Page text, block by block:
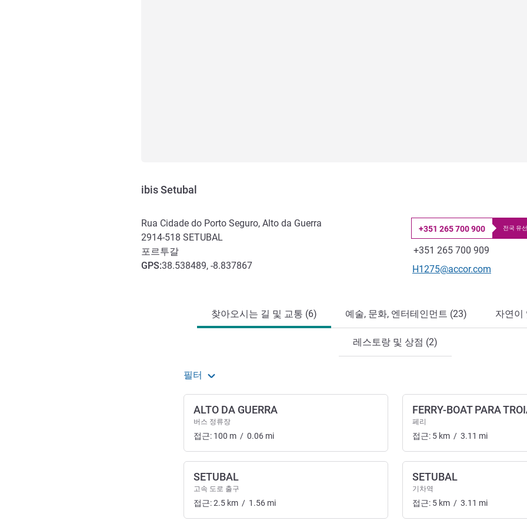
ibis Setubal
Rua Cidade do Porto Seguro, Alto da Guerra
2914-518 SETUBAL
포르투갈
GPS:38.538489, -8.837867
+351 265 700 900 전국 유
팩스
+351 265 700 909
E-mail
H1275@accor.com
찾아오시는 길 및 교통 (6) 예술, 문화, 엔터테인먼트 (23) 자연이
레스토랑 및 상점 (2)
필터
ALTO DA GUERRA
버스 정류장
접근: 100 m / 0.06 mi
SETUBAL
고속 도로 출구
접근:2.5 km / 1.56 mi
FERRY-BOAT PARA
페리
접근: 5 km / 3.11 mi
SETUBAL
기차역
접근: 5 km / 3.11 mi